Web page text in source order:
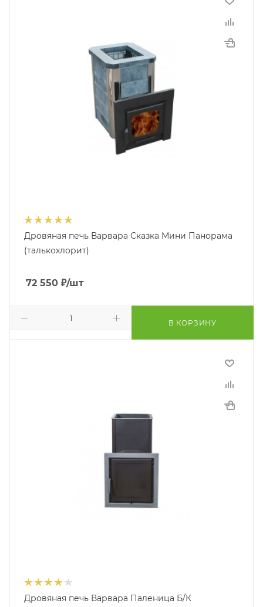
Дровяная печь Варвара Сказка Мини Панорама
(талькохлорит)
72 550 ₽/шт
В КОРЗИНУ
Дровяная печь Варвара Паленица Б/К